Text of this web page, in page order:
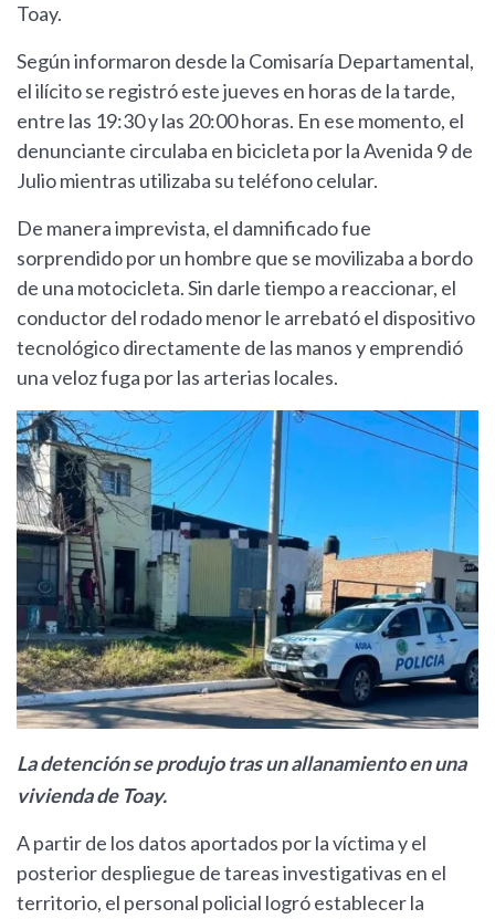
Toay.
Según informaron desde la Comisaría Departamental,
el ilícito se registró este jueves en horas de la tarde,
entre las 19:30 y las 20:00 horas. En ese momento, el
denunciante circulaba en bicicleta por la Avenida 9 de
Julio mientras utilizaba su teléfono celular.
De manera imprevista, el damnificado fue
sorprendido por un hombre que se movilizaba a bordo
de una motocicleta. Sin darle tiempo a reaccionar, el
conductor del rodado menor le arrebató el dispositivo
tecnológico directamente de las manos y emprendió
una veloz fuga por las arterias locales.
La detención se produjo tras un allanamiento en una
vivienda de Toay.
A partir de los datos aportados por la víctima y el
posterior despliegue de tareas investigativas en el
territorio, el personal policial logró establecer la